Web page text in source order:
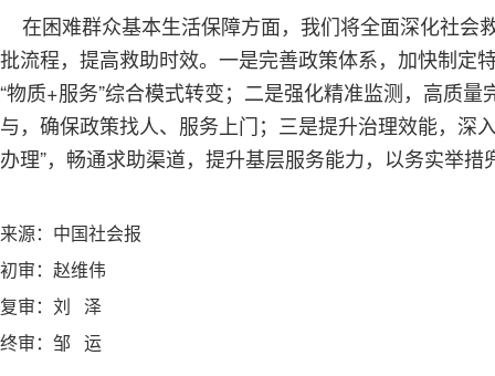
在困难群众基本生活保障方面，我们将全面深化社会
批流程，提高救助时效。一是完善政策体系，加快制定
“物质+服务”综合模式转变；二是强化精准监测，高质
与，确保政策找人、服务上门；三是提升治理效能，深
办理”，畅通求助渠道，提升基层服务能力，以务实举措
来源：中国社会报
初审：赵维伟
复审：刘
泽
终审：邹
运